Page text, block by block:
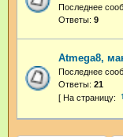
Последнее
Ответы: 9
Atmega8,
Последнее
Ответы: 21
1